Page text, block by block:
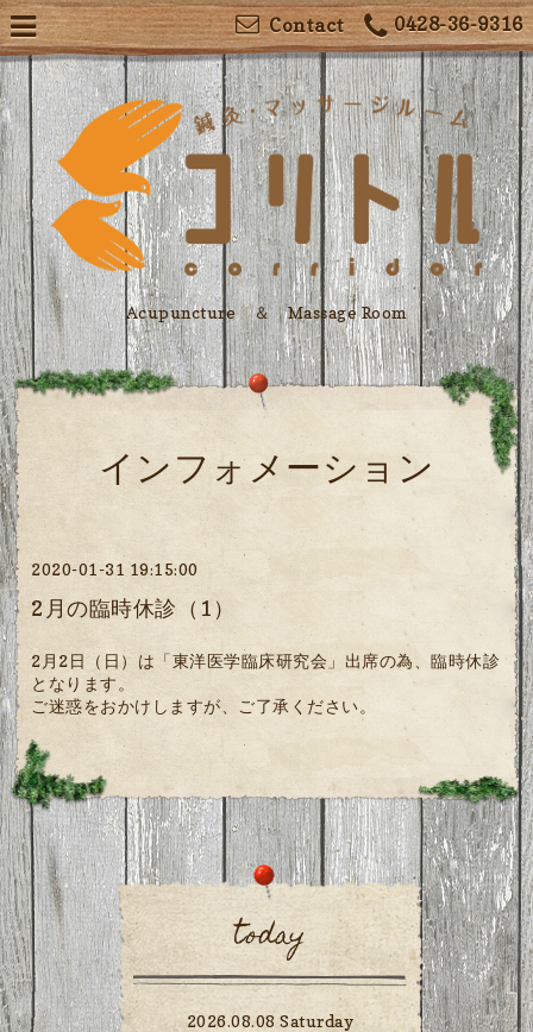
0428-36-9316
Contact
Acupuncture ＆ Massage Room
インフォメーション
2020-01-31 19:15:00
2月の臨時休診（1）
2月2日（日）は「東洋医学臨床研究会」出席の為、臨時休診
となります。
ご迷惑をおかけしますが、ご了承ください。
today
2026.08.08 Saturday